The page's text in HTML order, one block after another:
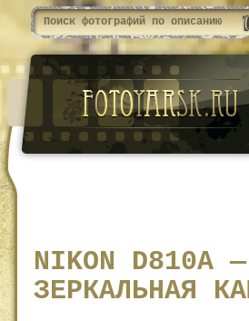
NIKON D810A
ЗЕРКАЛЬНАЯ